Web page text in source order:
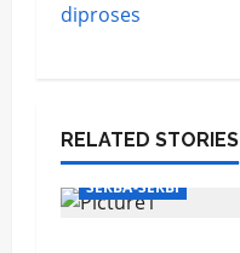
diproses
RELATED STORIES
SERBA-SERBI